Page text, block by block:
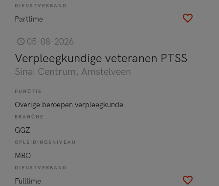
DIENSTVERBAND
Parttime
05-08-2026
Verpleegkundige veteranen PTSS
Sinai Centrum, Amstelveen
FUNCTIE
Overige beroepen verpleegkunde
BRANCHE
GGZ
OPLEIDINGSNIVEAU
MBO
DIENSTVERBAND
Fulltime